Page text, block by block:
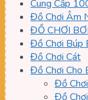
Cung Cấp
Đồ Chơi Âm
ĐỒ CHƠI
Đồ Chơi Búp
Đồ Chơi Cát
Đồ Chơi Cho
Đồ
Đồ